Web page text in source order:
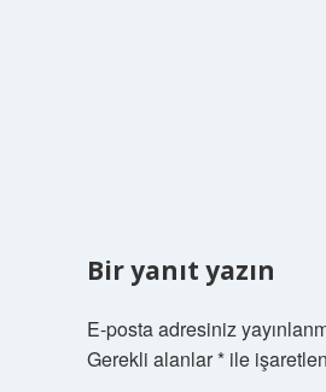
Bir yanıt yazın
E-posta adresiniz
Gerekli alanlar*ile